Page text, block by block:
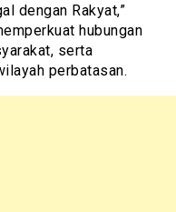
dengan Rakyat,”
hubungan
serta
perbatasan.